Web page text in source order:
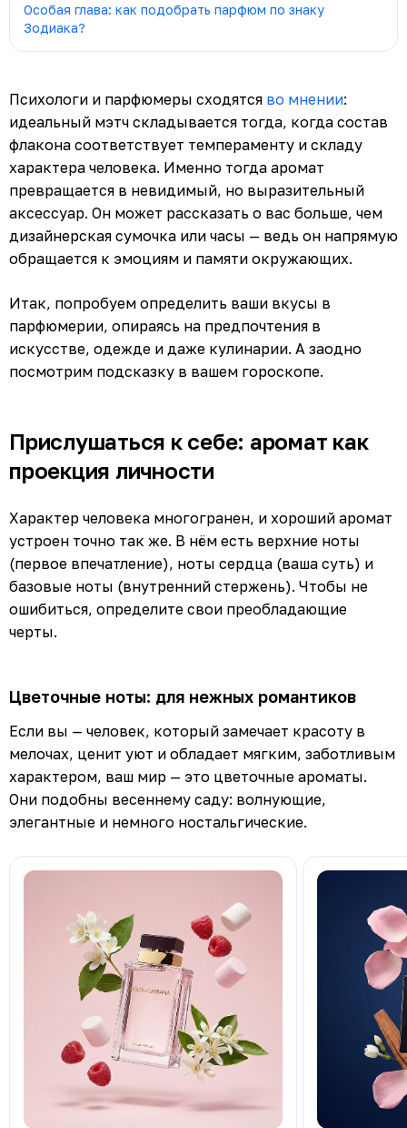
Особая глава: как подобрать парфюм по знаку
Зодиака?
Психологи и парфюмеры сходятся во мнении:
идеальный мэтч складывается тогда, когда состав
флакона соответствует темпераменту и складу
характера человека. Именно тогда аромат
превращается в невидимый, но выразительный
аксессуар. Он может рассказать о вас больше, чем
дизайнерская сумочка или часы — ведь он напрямую
обращается к эмоциям и памяти окружающих.
Итак, попробуем определить ваши вкусы в
парфюмерии, опираясь на предпочтения в
искусстве, одежде и даже кулинарии. А заодно
посмотрим подсказку в вашем гороскопе.
Прислушаться к себе: аромат как
проекция личности
Характер человека многогранен, и хороший аромат
устроен точно так же. В нём есть верхние ноты
(первое впечатление), ноты сердца (ваша суть) и
базовые ноты (внутренний стержень). Чтобы не
ошибиться, определите свои преобладающие
черты.
Цветочные ноты: для нежных романтиков
Если вы — человек, который замечает красоту в
мелочах, ценит уют и обладает мягким, заботливым
характером, ваш мир — это цветочные ароматы.
Они подобны весеннему саду: волнующие,
элегантные и немного ностальгические.